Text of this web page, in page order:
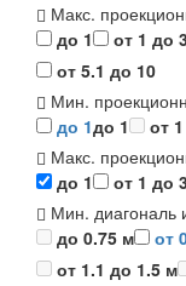
Макс.
до 1
от 1 до
от 5.1 до 10
Мин.
до 1до 1
от
Макс.
до 1
от 1 до
Мин. диагональ
до 0.75 м
от
от 1.1 до 1.5 м